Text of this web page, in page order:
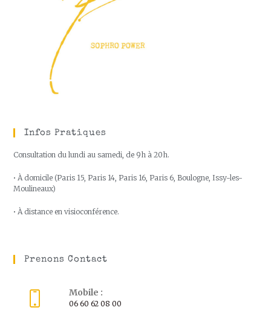
Infos Pratiques
Consultation du lundi au samedi, de 9h à 20h.
• À domicile (Paris 15, Paris 14, Paris 16, Paris 6, Boulogne, Issy-les-
Moulineaux)
• À distance en visioconférence.
Prenons Contact
Mobile :
06 60 62 08 00